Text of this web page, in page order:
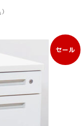
セール
販
売